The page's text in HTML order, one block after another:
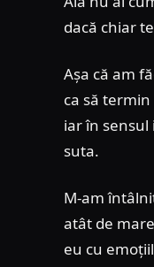
dacă chiar
Așa că am
ca să
iar în
suta.
M-am
atât de
eu cu